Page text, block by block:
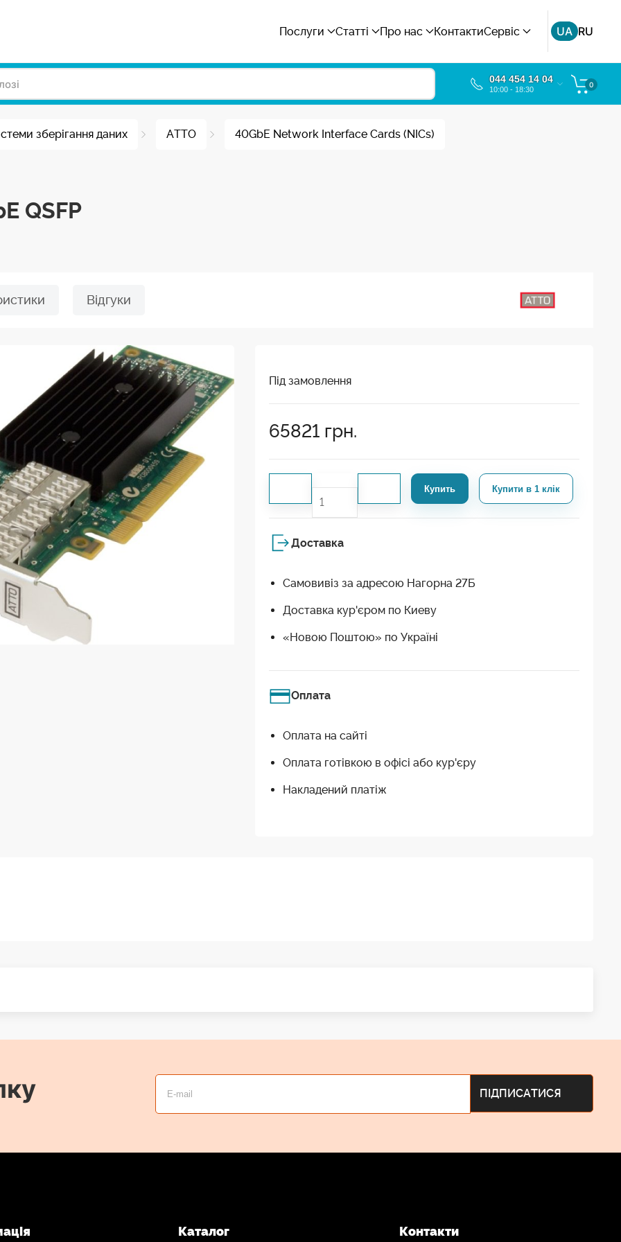
Послуги Статті Про нас КонтактиСервіс UA RU
044 454 14 04
10:00 - 18:30
0
зберігання даних ATTO 40GbE Network Interface Cards (NICs)
QSFP
Відгуки
Під замовлення
65821 грн.
Купить Купити в 1 клік
Доставка
Самовивіз за адресою Нагорна 27Б
Доставка кур'єром по Киеву
«Новою Поштою» по Україні
Оплата
Оплата на сайті
Оплата готівкою в офісі або кур'єру
Накладений платіж
Каталог Контакти